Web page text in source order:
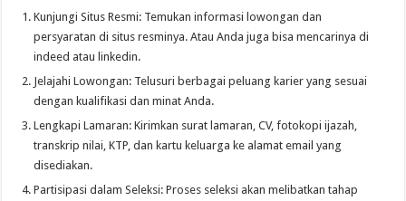
Kunjungi Situs Resmi: Temukan informasi lowongan dan
persyaratan di situs resminya. Atau Anda juga bisa mencarinya di
indeed atau linkedin.
Jelajahi Lowongan: Telusuri berbagai peluang karier yang sesuai
dengan kualifikasi dan minat Anda.
Lengkapi Lamaran: Kirimkan surat lamaran, CV, fotokopi ijazah,
transkrip nilai, KTP, dan kartu keluarga ke alamat email yang
disediakan.
Partisipasi dalam Seleksi: Proses seleksi akan melibatkan tahap